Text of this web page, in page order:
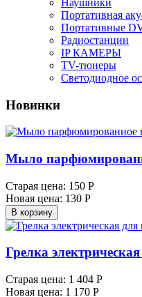
Портативная
Портативные
Радиостанции
IP КАМЕРЫ
TV-тюнеры
Светодиодное
Новинки
Мыло
Старая цена: 150 Р
Новая цена: 130 Р
В корзину
Грелка
Старая цена: 1 404 Р
Новая цена: 1 170 Р